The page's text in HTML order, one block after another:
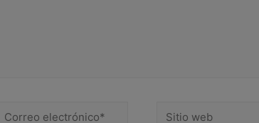
Correo
Sitio